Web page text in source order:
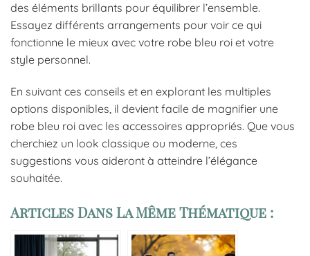
des éléments brillants pour équilibrer l’ensemble.
Essayez différents arrangements pour voir ce qui
fonctionne le mieux avec votre robe bleu roi et votre
style personnel.
En suivant ces conseils et en explorant les multiples
options disponibles, il devient facile de magnifier une
robe bleu roi avec les accessoires appropriés. Que vous
cherchiez un look classique ou moderne, ces
suggestions vous aideront à atteindre l’élégance
souhaitée.
Articles Dans La Même Thématique :